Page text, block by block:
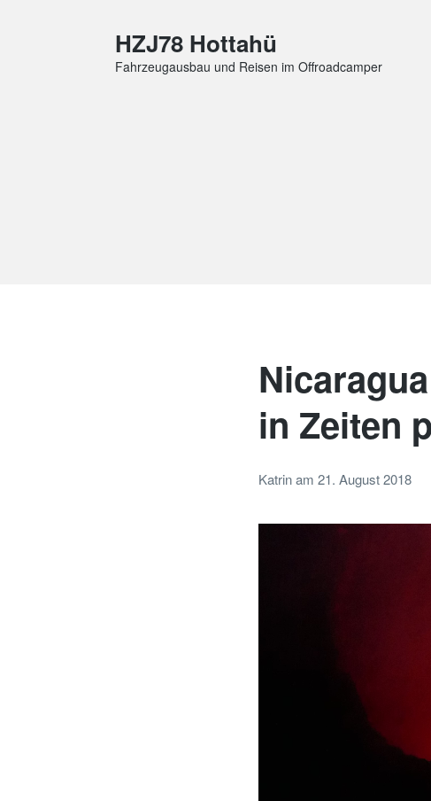
HZJ78 Hottahü
Fahrzeugausbau und Reisen im Offroadcamper
in Zeiten
Katrinam 21. August 2018